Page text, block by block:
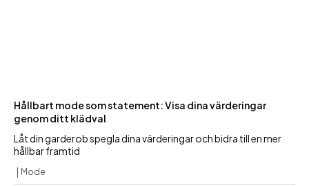
Hållbart mode som statement: Visa dina värderingar
genom ditt klädval
Låt din garderob spegla dina värderingar och bidra till en mer
hållbar framtid
Mode